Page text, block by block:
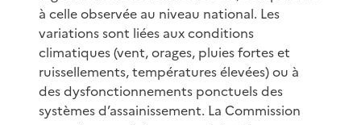
à celle observée au niveau national. Les
variations sont liées aux conditions
climatiques (vent, orages, pluies fortes et
ruissellements, températures élevées) ou à
des dysfonctionnements ponctuels des
systèmes d’assainissement. La Commission